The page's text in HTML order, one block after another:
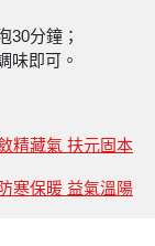
30分鐘；
味即可。
精藏氣 扶元固本
寒保暖 益氣溫陽